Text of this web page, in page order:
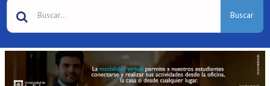
Buscar